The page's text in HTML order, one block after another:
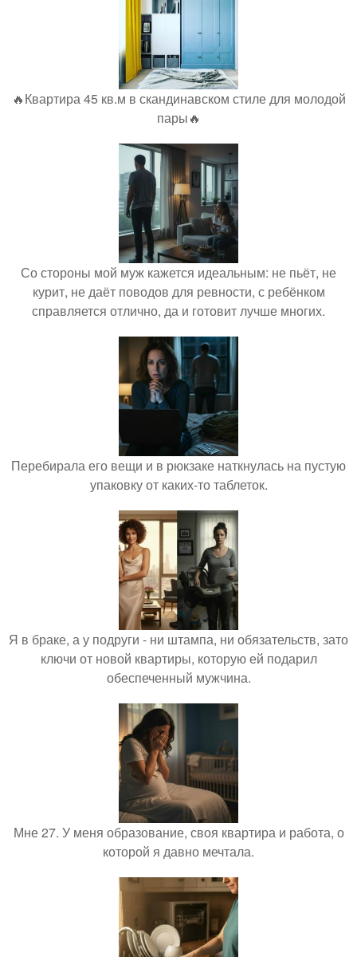
🔥Квартира 45 кв.м в скандинавском стиле для молодой
пары🔥
Со стороны мой муж кажется идеальным: не пьёт, не
курит, не даёт поводов для ревности, с ребёнком
справляется отлично, да и готовит лучше многих.
Перебирала его вещи и в рюкзаке наткнулась на пустую
упаковку от каких-то таблеток.
Я в браке, а у подруги - ни штампа, ни обязательств, зато
ключи от новой квартиры, которую ей подарил
обеспеченный мужчина.
Мне 27. У меня образование, своя квартира и работа, о
которой я давно мечтала.